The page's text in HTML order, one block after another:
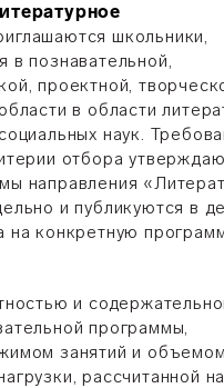
школьники,
в познавательной,
проектной,
в области
наук.
отбора
направления
и публикуются в
на конкретную
и
программы,
занятий и объемом
рассчитанной